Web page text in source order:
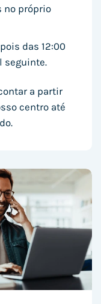
no próprio
das 12:00
seguinte.
a partir
centro até